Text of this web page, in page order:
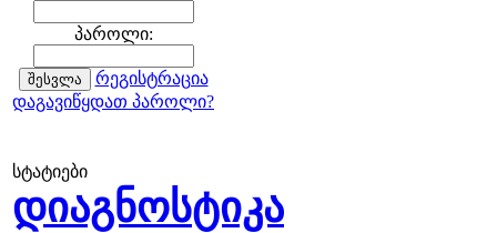
პაროლი:
რეგისტრაცია
დაგავიწყდათ პაროლი?
სტატიები
დიაგნოსტიკა